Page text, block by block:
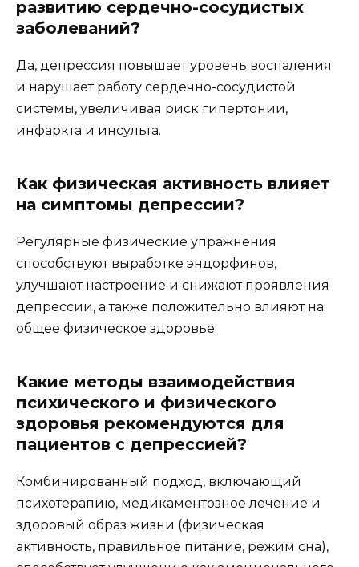
развитию сердечно-сосудистых
заболеваний?
Да, депрессия повышает уровень воспаления
и нарушает работу сердечно-сосудистой
системы, увеличивая риск гипертонии,
инфаркта и инсульта.
Как физическая активность влияет
на симптомы депрессии?
Регулярные физические упражнения
способствуют выработке эндорфинов,
улучшают настроение и снижают проявления
депрессии, а также положительно влияют на
общее физическое здоровье.
Какие методы взаимодействия
психического и физического
здоровья рекомендуются для
пациентов с депрессией?
Комбинированный подход, включающий
психотерапию, медикаментозное лечение и
здоровый образ жизни (физическая
активность, правильное питание, режим сна),